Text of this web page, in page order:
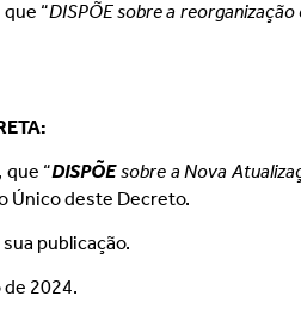
“DISPÕE sobre a reorganização
que “DISPÕEsobre a Nova
Único deste Decreto.
publicação.
2024.